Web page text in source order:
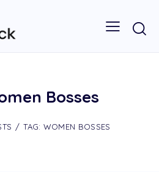
Bosses
TAG: WOMEN BOSSES